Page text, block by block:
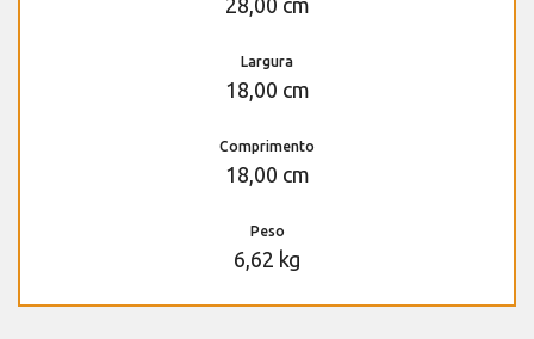
28,00 cm
Largura
18,00 cm
Comprimento
18,00 cm
Peso
6,62 kg